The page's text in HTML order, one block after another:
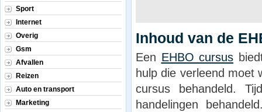
Inhoud van de
Een EHBO cursus
hulp die verleend moet
cursus behandeld.
handelingen
Sport
Internet
Overig
Gsm
Afvallen
Reizen
Auto en transport
Marketing